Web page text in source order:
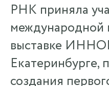
РНК приняла
выставке
Екатеринбурге,
создания